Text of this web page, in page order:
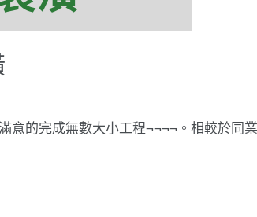
意的完成無數大小工程¬¬¬¬。相較於同